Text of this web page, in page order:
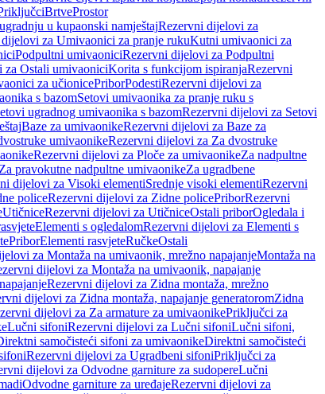
BrtveProstor
u kupaonski namještajRezervni dijelovi za
za Umivaonici za pranje rukuKutni umivaonici za
Podpultni umivaoniciRezervni dijelovi za Podpultni
za Ostali umivaoniciKorita s funkcijom ispiranjaRezervni
za učionicePriborPodestiRezervni dijelovi za
s bazomSetovi umivaonika za pranje ruku s
ugradnog umivaonika s bazomRezervni dijelovi za Setovi
Baze za umivaonikeRezervni dijelovi za Baze za
umivaonikeRezervni dijelovi za Za dvostruke
Rezervni dijelovi za Ploče za umivaonikeZa nadpultne
pravokutne nadpultne umivaonikeZa ugradbene
dijelovi za Visoki elementiSrednje visoki elementiRezervni
policeRezervni dijelovi za Zidne policePriborRezervni
UtičniceRezervni dijelovi za UtičniceOstali priborOgledala i
Elementi s ogledalomRezervni dijelovi za Elementi s
PriborElementi rasvjeteRučkeOstali
za Montaža na umivaonik, mrežno napajanjeMontaža na
dijelovi za Montaža na umivaonik, napajanje
Rezervni dijelovi za Zidna montaža, mrežno
dijelovi za Zidna montaža, napajanje generatoromZidna
dijelovi za Za armature za umivaonikePriključci za
Lučni sifoniRezervni dijelovi za Lučni sifoniLučni sifoni,
samočisteći sifoni za umivaonikeDirektni samočisteći
Rezervni dijelovi za Ugradbeni sifoniPriključci za
dijelovi za Odvodne garniture za sudopereLučni
Odvodne garniture za uređajeRezervni dijelovi za